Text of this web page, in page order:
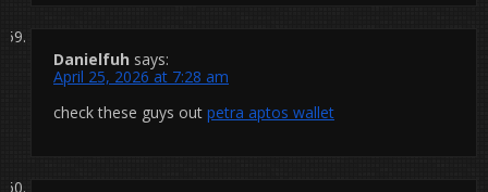
Danielfuh says:
April 25, 2026 at 7:28 am
check these guys out petra aptos wallet